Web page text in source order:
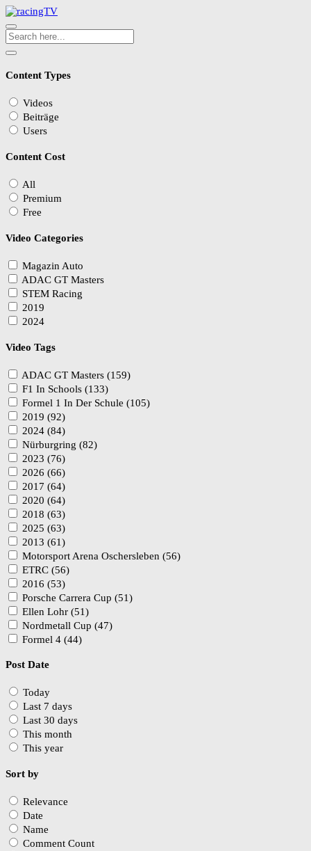
Content Types
Videos
Beiträge
Users
Content Cost
All
Premium
Free
Video Categories
Magazin Auto
ADAC GT Masters
STEM Racing
2019
2024
Video Tags
ADAC GT Masters (159)
F1 In Schools (133)
Formel 1 In Der Schule (105)
2019 (92)
2024 (84)
Nürburgring (82)
2023 (76)
2026 (66)
2017 (64)
2020 (64)
2018 (63)
2025 (63)
2013 (61)
Motorsport Arena Oschersleben (56)
ETRC (56)
2016 (53)
Porsche Carrera Cup (51)
Ellen Lohr (51)
Nordmetall Cup (47)
Formel 4 (44)
Post Date
Today
Last 7 days
Last 30 days
This month
This year
Sort by
Relevance
Date
Name
Comment Count